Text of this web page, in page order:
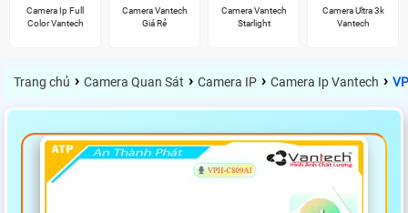
Camera Ip Full
Color Vantech
Camera Vantech
Giá Rẻ
Camera Vantech
Starlight
Camera Ultra 3k
Vantech
Trang chủ › Camera Quan Sát › Camera IP › Camera Ip Vantech ›